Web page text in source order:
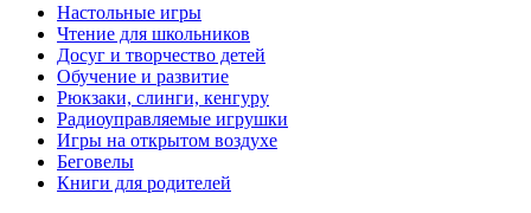
Настольные игры
Чтение для школьников
Досуг и творчество детей
Обучение и развитие
Рюкзаки, слинги, кенгуру
Радиоуправляемые игрушки
Игры на открытом воздухе
Беговелы
Книги для родителей